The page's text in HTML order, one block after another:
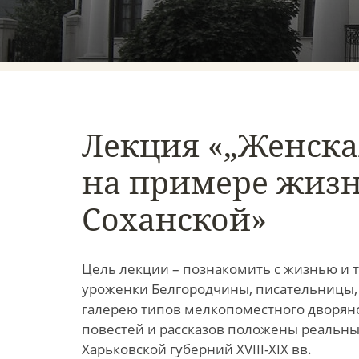
Лекция
на примере
Соханской»
Цель лекции – познакомить с жизнью и
уроженки Белгородчины, писательницы,
галерею типов мелкопоместного
повестей и рассказов положены
Харьковской губерний XVIII-XIX вв.